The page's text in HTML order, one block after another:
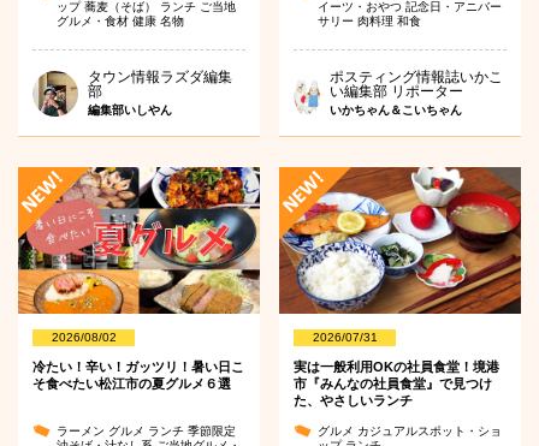
ップ蕎麦（そば） ランチ ご当地
グルメ・食材 健康 名物
タウン情報ラズダ編集
部
編集部いしやん
イーツ・おやつ記念日・アニバー
サリー肉料理和食
ポスティング情報誌いかこ
い編集部 リポーター
いかちゃん＆こいちゃん
2026/08/02
冷たい！辛い！ガッツリ！暑い日こ
そ食べたい松江市の夏グルメ６選
ラーメン グルメ ランチ 季節限定
2026/07/31
実は一般利用OKの社員食堂！境港
市『みんなの社員食堂』で見つけ
た、やさしいランチ
グルメ カジュアルスポット・ショ